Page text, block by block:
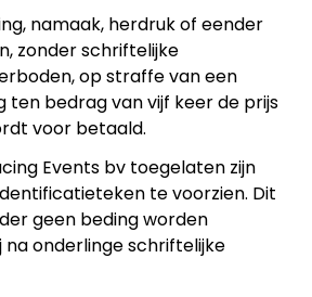
namaak, herdruk of eender
zonder schriftelijke
op straffe van een
ten bedrag van vijf keer de prijs
voor betaald.
Events bv toegelaten zijn
te voorzien. Dit
geen beding worden
onderlinge schriftelijke